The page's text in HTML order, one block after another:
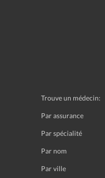
Trouve un médecin:
Par assurance
Par spécialité
Par nom
Par ville